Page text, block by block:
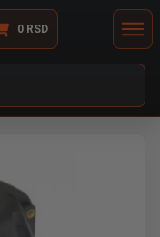
0 RSD